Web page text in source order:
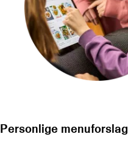
Personlige menuforslag